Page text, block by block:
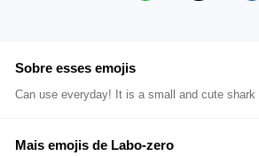
Sobre esses emojis
Can use everyday! It is a small and cute shark
Mais emojis de Labo-zero